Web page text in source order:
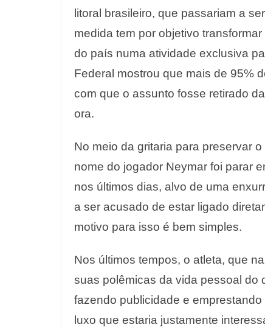
litoral brasileiro, que passariam a
medida tem por objetivo
do país numa atividade exclusiva
Federal mostrou que mais de 95%
com que o assunto fosse retirado
ora.
No meio da gritaria para preservar
nome do jogador Neymar foi parar
nos últimos dias, alvo de uma
a ser acusado de estar ligado
motivo para isso é bem simples.
Nos últimos tempos, o atleta, que
suas polêmicas da vida pessoal do
fazendo publicidade e
luxo que estaria justamente